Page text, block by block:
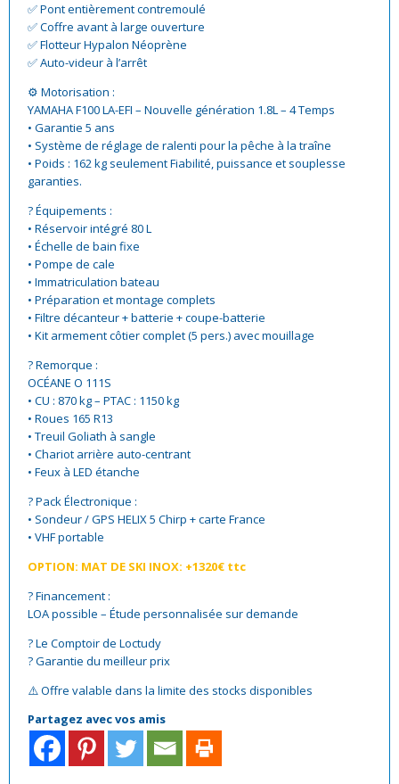
✅ Pont entièrement contremoulé
✅ Coffre avant à large ouverture
✅ Flotteur Hypalon Néoprène
✅ Auto-videur à l’arrêt
⚙️ Motorisation :
YAMAHA F100 LA-EFI – Nouvelle génération 1.8L – 4 Temps
• Garantie 5 ans
• Système de réglage de ralenti pour la pêche à la traîne
• Poids : 162 kg seulement Fiabilité, puissance et souplesse
garanties.
? Équipements :
• Réservoir intégré 80 L
• Échelle de bain fixe
• Pompe de cale
• Immatriculation bateau
• Préparation et montage complets
• Filtre décanteur + batterie + coupe-batterie
• Kit armement côtier complet (5 pers.) avec mouillage
? Remorque :
OCÉANE O 111S
• CU : 870 kg – PTAC : 1150 kg
• Roues 165 R13
• Treuil Goliath à sangle
• Chariot arrière auto-centrant
• Feux à LED étanche
? Pack Électronique :
• Sondeur / GPS HELIX 5 Chirp + carte France
• VHF portable
OPTION: MAT DE SKI INOX: +1320€ ttc
? Financement :
LOA possible – Étude personnalisée sur demande
? Le Comptoir de Loctudy
? Garantie du meilleur prix
⚠️ Offre valable dans la limite des stocks disponibles
Partagez avec vos amis